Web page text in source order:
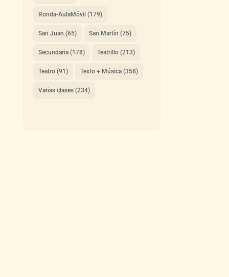
Ronda-AulaMóvil (179)
San Juan (65) San Martín (75)
Secundaria(178) Teatrillo(213)
Teatro(91) Texto + Música(358)
Varias clases(234)